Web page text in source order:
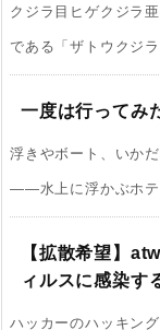
クジラ目ヒゲクジラ
である「ザトウクジラ
一度は行ってみ
浮きやボート、いか
――水上に浮かぶホテ
【拡散希望】
ィルスに感染す
ハッカーのハッキン